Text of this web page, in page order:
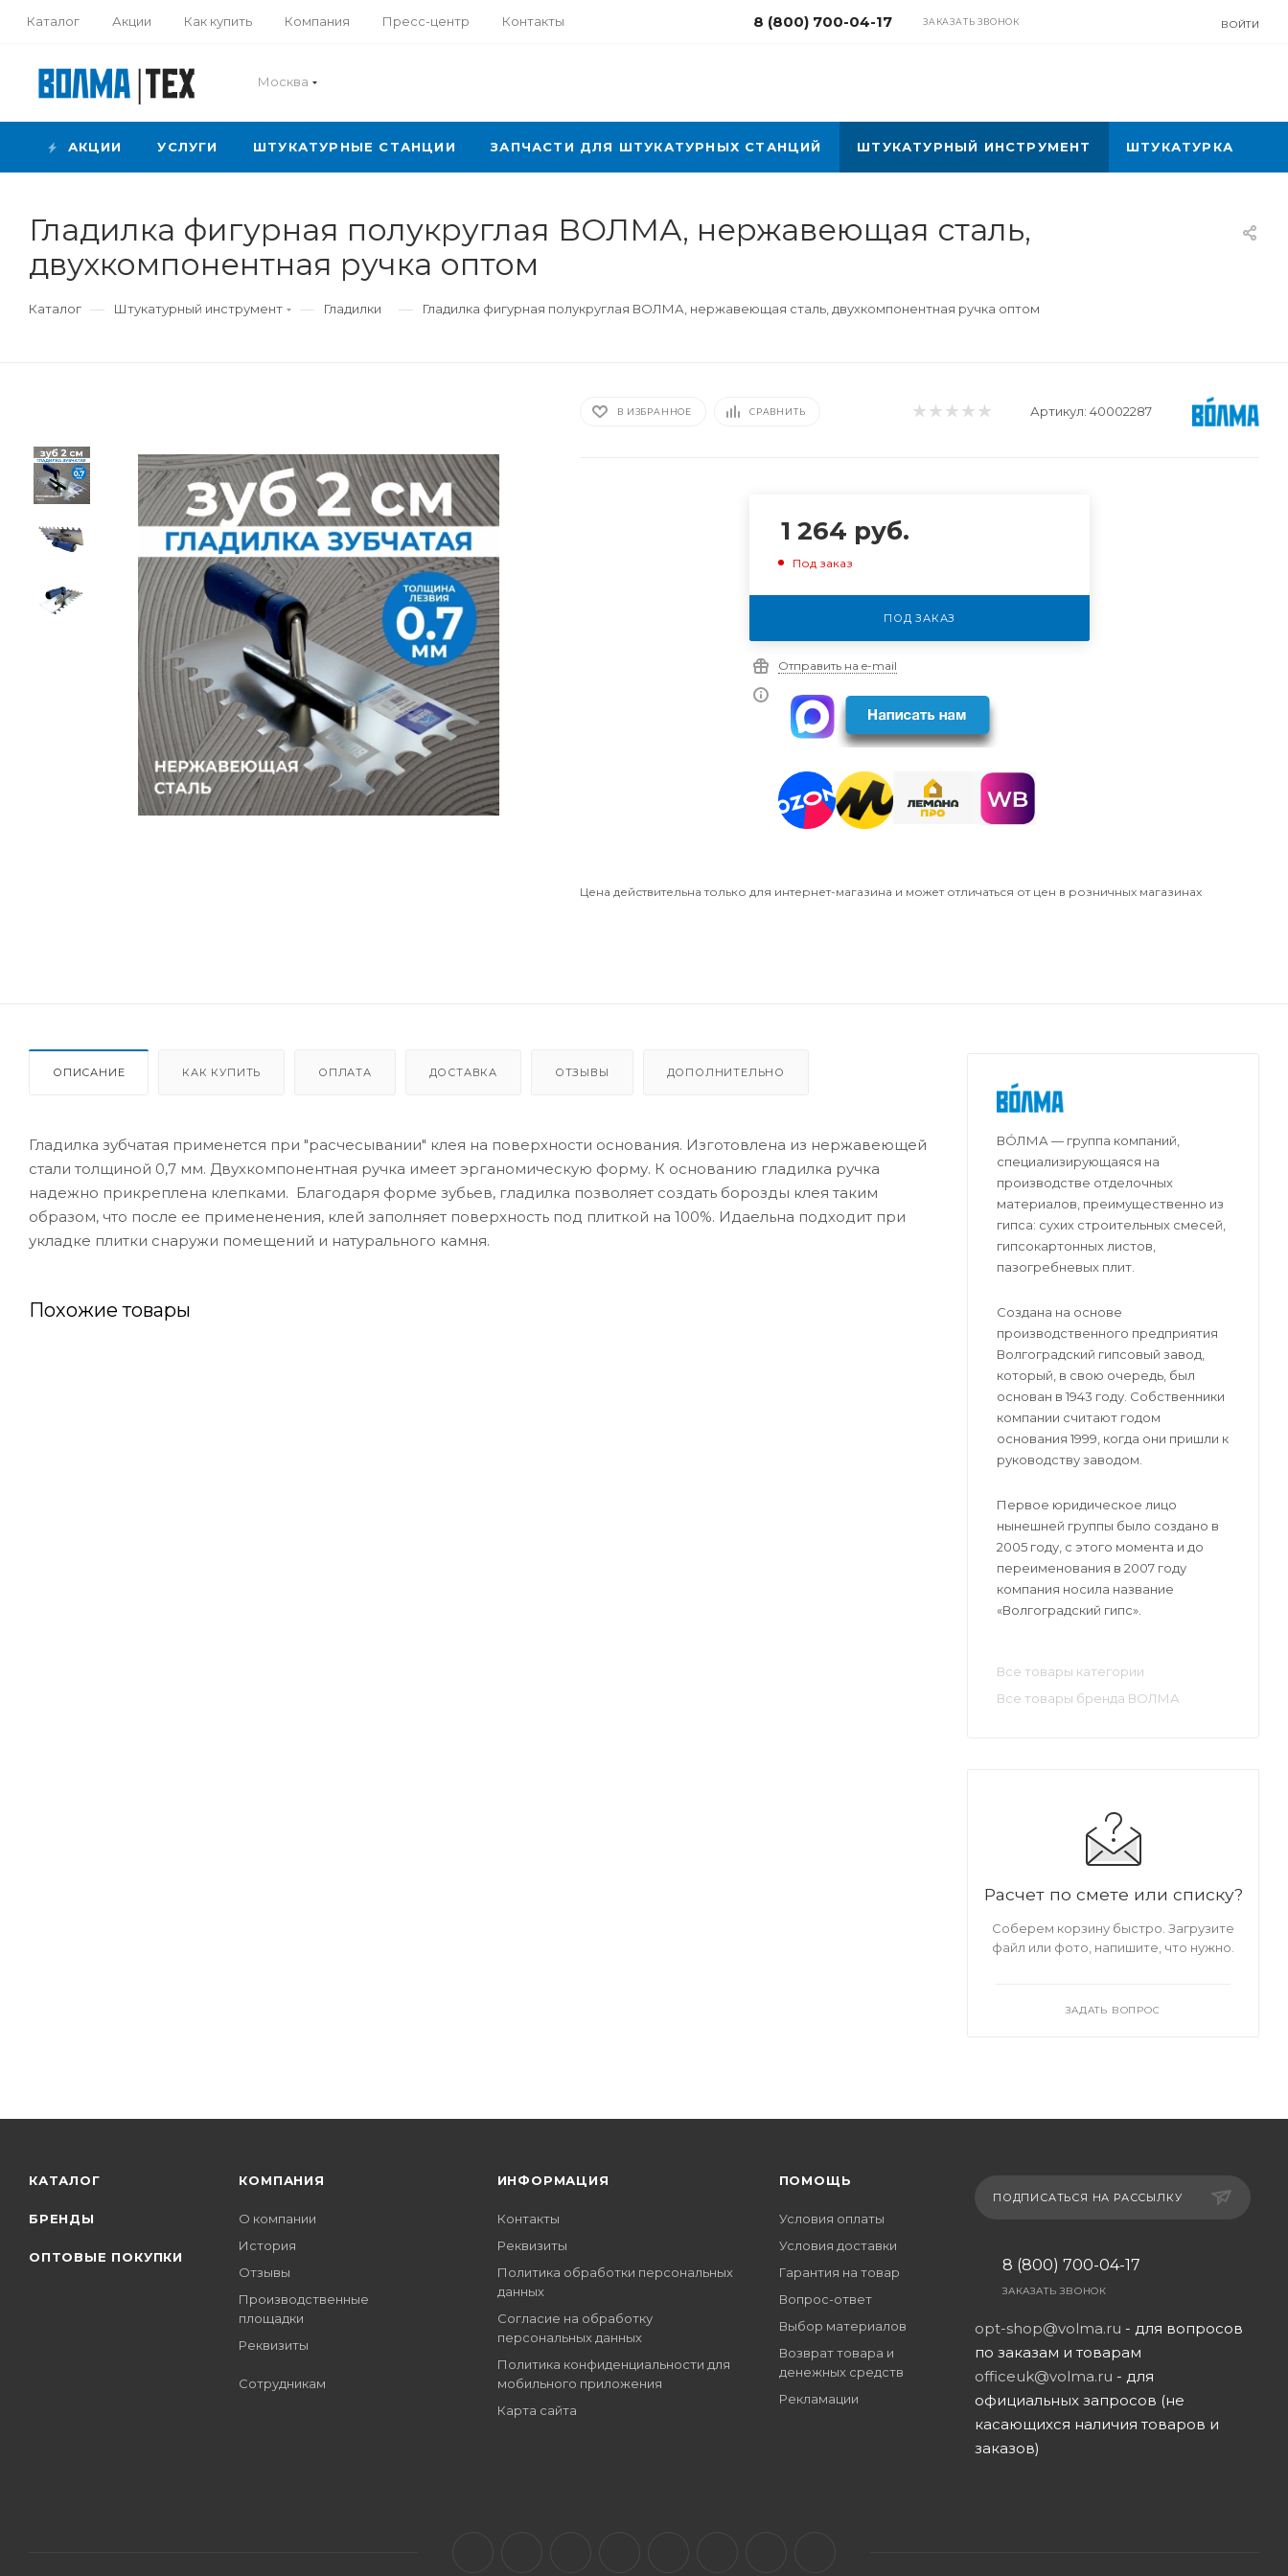
Каталог Акции Как купить Компания Пресс-центр Контакты 8 (800) 700-04-17 ЗАКАЗАТЬ ЗВОНОК ВОЙТИ
Москва
АКЦИИ УСЛУГИ ШТУКАТУРНЫЕ СТАНЦИИ ЗАПЧАСТИ ДЛЯ ШТУКАТУРНЫХ СТАНЦИЙ ШТУКАТУРНЫЙ ИНСТРУМЕНТ ШТУКАТУРКА
Гладилка фигурная полукруглая ВОЛМА, нержавеющая сталь,
двухкомпонентная ручка оптом
Каталог — Штукатурный инструмент — Гладилки — Гладилка фигурная полукруглая ВОЛМА, нержавеющая сталь, двухкомпонентная ручка оптом
В ИЗБРАННОЕ СРАВНИТЬ Артикул: 40002287
1 264 руб.
Под заказ
ПОД ЗАКАЗ
Отправить на e-mail
Цена действительна только для интернет-магазина и может отличаться от цен в розничных магазинах
ОПИСАНИЕ КАК КУПИТЬ ОПЛАТА ДОСТАВКА ОТЗЫВЫ ДОПОЛНИТЕЛЬНО
Гладилка зубчатая применется при "расчесывании" клея на поверхности основания. Изготовлена из нержавеющей
стали толщиной 0,7 мм. Двухкомпонентная ручка имеет эрганомическую форму. К основанию гладилка ручка
надежно прикреплена клепками. Благодаря форме зубьев, гладилка позволяет создать борозды клея таким
образом, что после ее примененения, клей заполняет поверхность под плиткой на 100%. Идаельна подходит при
укладке плитки снаружи помещений и натурального камня.
Похожие товары
ВО́ЛМА — группа компаний,
специализирующаяся на
производстве отделочных
материалов, преимущественно из
гипса: сухих строительных смесей,
гипсокартонных листов,
пазогребневых плит.
Создана на основе
производственного предприятия
Волгоградский гипсовый завод,
который, в свою очередь, был
основан в 1943 году. Собственники
компании считают годом
основания 1999, когда они пришли к
руководству заводом.
Первое юридическое лицо
нынешней группы было создано в
2005 году, с этого момента и до
переименования в 2007 году
компания носила название
«Волгоградский гипс».
Все товары категории
Все товары бренда ВОЛМА
Расчет по смете или списку?
Соберем корзину быстро. Загрузите
файл или фото, напишите, что нужно.
ЗАДАТЬ ВОПРОС
КАТАЛОГ
БРЕНДЫ
ОПТОВЫЕ ПОКУПКИ
КОМПАНИЯ
О компании
История
Отзывы
Производственные
площадки
Реквизиты
Сотрудникам
ИНФОРМАЦИЯ
Контакты
Реквизиты
Политика обработки персональных
данных
Согласие на обработку
персональных данных
Политика конфиденциальности для
мобильного приложения
Карта сайта
ПОМОЩЬ
Условия оплаты
Условия доставки
Гарантия на товар
Вопрос-ответ
Выбор материалов
Возврат товара и
денежных средств
Рекламации
ПОДПИСАТЬСЯ НА РАССЫЛКУ
8 (800) 700-04-17
ЗАКАЗАТЬ ЗВОНОК
opt-shop@volma.ru - для вопросов
по заказам и товарам
officeuk@volma.ru - для
официальных запросов (не
касающихся наличия товаров и
заказов)